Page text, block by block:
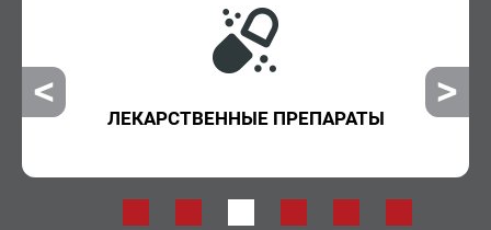
ЛЕКАРСТВЕННЫЕ ПРЕПАРАТЫ